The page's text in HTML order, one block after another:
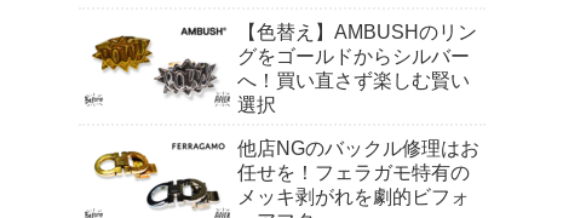
【色替え】AMBUSHのリン
グをゴールドからシルバー
へ！買い直さず楽しむ賢い
選択
他店NGのバックル修理はお
任せを！フェラガモ特有の
メッキ剥がれを劇的ビフォ